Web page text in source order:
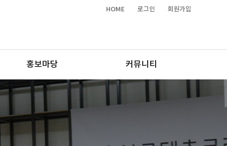
HOME 로그인 회원가입
홍보마당 커뮤니티